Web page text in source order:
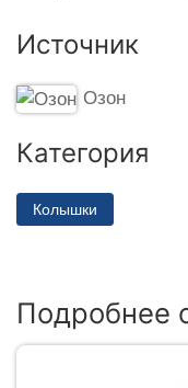
Источник
Озон
Категория
Колышки
Подробнее